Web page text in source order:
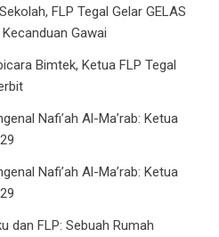
FLP Tegal Gelar GELAS
Gawai
Bimtek, Ketua FLP Tegal
Nafi’ah Al-Ma’rab: Ketua
Nafi’ah Al-Ma’rab: Ketua
dan FLP: Sebuah Rumah